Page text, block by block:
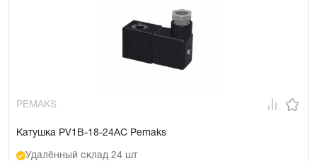
PEMAKS
Катушка PV1B-18-24AC Pemaks
Удалённый склад 24 шт